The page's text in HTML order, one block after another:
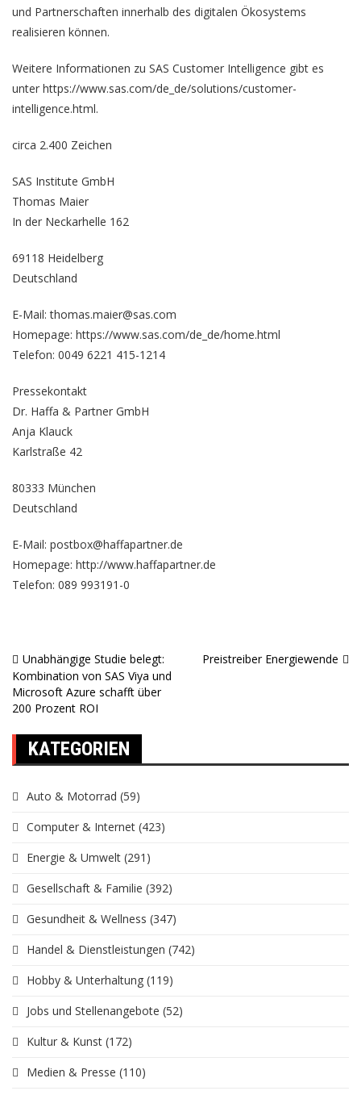
und Partnerschaften innerhalb des digitalen Ökosystems
realisieren können.
Weitere Informationen zu SAS Customer Intelligence gibt es
unter https://www.sas.com/de_de/solutions/customer-
intelligence.html.
circa 2.400 Zeichen
SAS Institute GmbH
Thomas Maier
In der Neckarhelle 162
69118 Heidelberg
Deutschland
E-Mail: thomas.maier@sas.com
Homepage: https://www.sas.com/de_de/home.html
Telefon: 0049 6221 415-1214
Pressekontakt
Dr. Haffa & Partner GmbH
Anja Klauck
Karlstraße 42
80333 München
Deutschland
E-Mail: postbox@haffapartner.de
Homepage: http://www.haffapartner.de
Telefon: 089 993191-0
Beitragsnavigation
Unabhängige Studie belegt:
Kombination von SAS Viya und
Microsoft Azure schafft über
200 Prozent ROI
Preistreiber Energiewende
KATEGORIEN
Auto & Motorrad (59)
Computer & Internet (423)
Energie & Umwelt (291)
Gesellschaft & Familie (392)
Gesundheit & Wellness (347)
Handel & Dienstleistungen (742)
Hobby & Unterhaltung (119)
Jobs und Stellenangebote (52)
Kultur & Kunst (172)
Medien & Presse (110)